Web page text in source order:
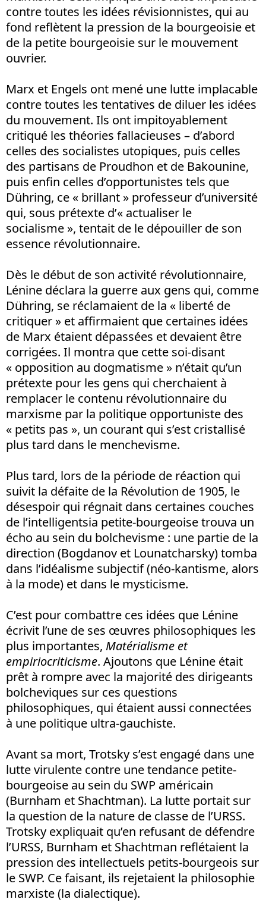
contre toutes les idées révisionnistes, qui au
fond reflètent la pression de la bourgeoisie et
de la petite bourgeoisie sur le mouvement
ouvrier.
Marx et Engels ont mené une lutte implacable
contre toutes les tentatives de diluer les idées
du mouvement. Ils ont impitoyablement
critiqué les théories fallacieuses – d’abord
celles des socialistes utopiques, puis celles
des partisans de Proudhon et de Bakounine,
puis enfin celles d’opportunistes tels que
Dühring, ce « brillant » professeur d’université
qui, sous prétexte d’« actualiser le
socialisme », tentait de le dépouiller de son
essence révolutionnaire.
Dès le début de son activité révolutionnaire,
Lénine déclara la guerre aux gens qui, comme
Dühring, se réclamaient de la « liberté de
critiquer » et affirmaient que certaines idées
de Marx étaient dépassées et devaient être
corrigées. Il montra que cette soi-disant
« opposition au dogmatisme » n’était qu’un
prétexte pour les gens qui cherchaient à
remplacer le contenu révolutionnaire du
marxisme par la politique opportuniste des
« petits pas », un courant qui s’est cristallisé
plus tard dans le menchevisme.
Plus tard, lors de la période de réaction qui
suivit la défaite de la Révolution de 1905, le
désespoir qui régnait dans certaines couches
de l’intelligentsia petite-bourgeoise trouva un
écho au sein du bolchevisme : une partie de la
direction (Bogdanov et Lounatcharsky) tomba
dans l’idéalisme subjectif (néo-kantisme, alors
à la mode) et dans le mysticisme.
C’est pour combattre ces idées que Lénine
écrivit l’une de ses œuvres philosophiques les
plus importantes, Matérialisme et
empiriocriticisme. Ajoutons que Lénine était
prêt à rompre avec la majorité des dirigeants
bolcheviques sur ces questions
philosophiques, qui étaient aussi connectées
à une politique ultra-gauchiste.
Avant sa mort, Trotsky s’est engagé dans une
lutte virulente contre une tendance petite-
bourgeoise au sein du SWP américain
(Burnham et Shachtman). La lutte portait sur
la question de la nature de classe de l’URSS.
Trotsky expliquait qu’en refusant de défendre
l’URSS, Burnham et Shachtman reflétaient la
pression des intellectuels petits-bourgeois sur
le SWP. Ce faisant, ils rejetaient la philosophie
marxiste (la dialectique).